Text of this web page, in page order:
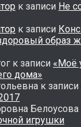
к записи Не
к записи
образ
к записи «Моё
дома»
к записи
Белоусова
игрушки